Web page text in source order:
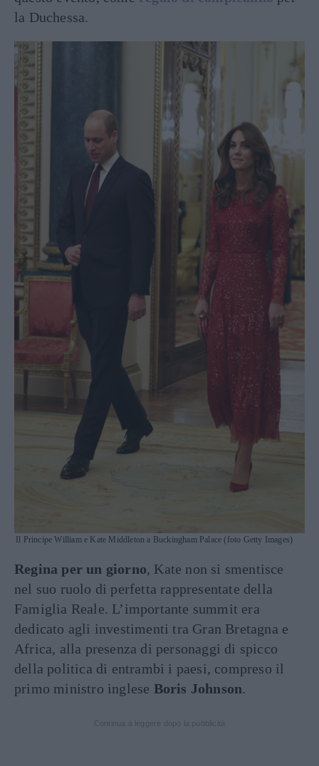
la Duchessa.
Il Principe William e Kate Middleton a Buckingham Palace (foto Getty Images)
Regina per un giorno, Kate non si smentisce
nel suo ruolo di perfetta rappresentate della
Famiglia Reale. L’importante summit era
dedicato agli investimenti tra Gran Bretagna e
Africa, alla presenza di personaggi di spicco
della politica di entrambi i paesi, compreso il
primo ministro inglese Boris Johnson.